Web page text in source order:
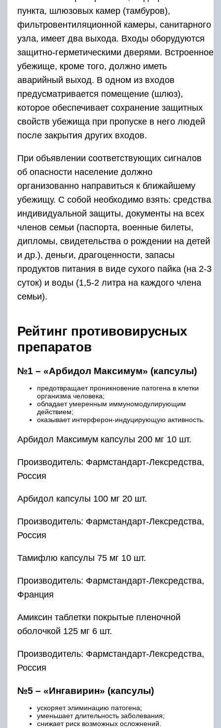
пункта, шлюзовых камер (тамбуров),
фильтровентиляционной камеры, санитарного
узла, имеет два выхода. Входы оборудуются
защитно-герметическими дверями. Встроенное
убежище, кроме того, должно иметь
аварийный выход. В одном из входов
предусматривается помещение (шлюз),
которое обеспечивает сохранение защитных
свойств убежища при пропуске в него людей
после закрытия других входов.
При объявлении соответствующих сигналов
об опасности население должно
организованно направиться к ближайшему
убежищу. С собой необходимо взять: средства
индивидуальной защиты, документы на всех
членов семьи (паспорта, военные билеты,
дипломы, свидетельства о рождении на детей
и др.), деньги, драгоценности, запасы
продуктов питания в виде сухого пайка (на 2-3
суток) и воды (1,5-2 литра на каждого члена
семьи).
Рейтинг противовирусных
препаратов
№1 – «Арбидол Максимум» (капсулы)
предотвращает проникновение патогена в клетки
организма человека;
обладает умеренным иммуномодулирующим
действием;
оказывает интерферон-индуцирующую активность.
Арбидол Максимум капсулы 200 мг 10 шт.
Производитель: Фармстандарт-Лексредства,
Россия
Арбидол капсулы 100 мг 20 шт.
Производитель: Фармстандарт-Лексредства,
Россия
Тамифлю капсулы 75 мг 10 шт.
Производитель: Фармстандарт-Лексредства,
Франция
Амиксин таблетки покрытые пленочной
оболочкой 125 мг 6 шт.
Производитель: Фармстандарт-Лексредства,
Россия
№5 – «Ингавирин» (капсулы)
ускоряет элиминацию патогена;
уменьшает длительность заболевания;
снижает риск возможных осложнений.